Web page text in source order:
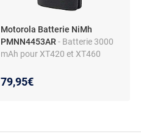
Motorola Batterie NiMh
PMNN4453AR - Batterie 3000
mAh pour XT420 et XT460
79,95€